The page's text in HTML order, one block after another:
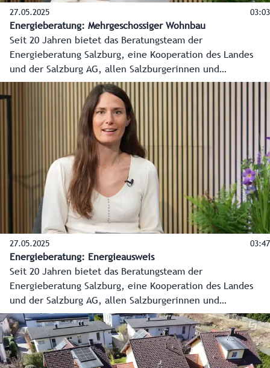
27.05.2025 03:03
Energieberatung: Mehrgeschossiger Wohnbau
Seit 20 Jahren bietet das Beratungsteam der
Energieberatung Salzburg, eine Kooperation des Landes
und der Salzburg AG, allen Salzburgerinnen und
Salzburgern kostenlose, produktneutrale und unabhängige
Beratung in allen Energiefragen an. In diesem Video erklärt
Energieberater Johannes Hanke, was beim
mehrgeschossigen Wohnbau zu beachten ist.
27.05.2025 03:47
Energieberatung: Energieausweis
Seit 20 Jahren bietet das Beratungsteam der
Energieberatung Salzburg, eine Kooperation des Landes
und der Salzburg AG, allen Salzburgerinnen und
Salzburgern kostenlose, produktneutrale und unabhängige
Beratung in allen Energiefragen an. In diesem Video erklärt
Energieberater Gerhard Meloun Wichtiges über den
Energieausweis bei Vermietung und Verkauf von